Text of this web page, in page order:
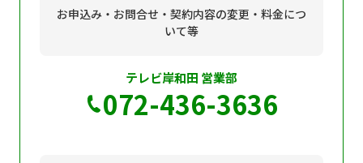
お申込み・お問合せ・契約内容の変更・料金につ
いて等
テレビ岸和田 営業部
072-436-3636